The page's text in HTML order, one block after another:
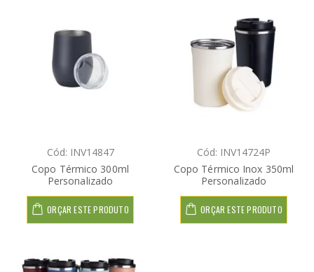
Cód: INV14847
Copo Térmico 300ml
Personalizado
ORÇAR ESTE PRODUTO
Cód: INV14724P
Copo Térmico Inox 350ml
Personalizado
ORÇAR ESTE PRODUTO